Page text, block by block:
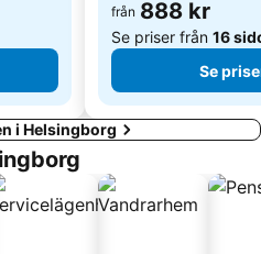
Tropical Beach
från 888 kr
Se priser från 16
Se
i Helsingborg